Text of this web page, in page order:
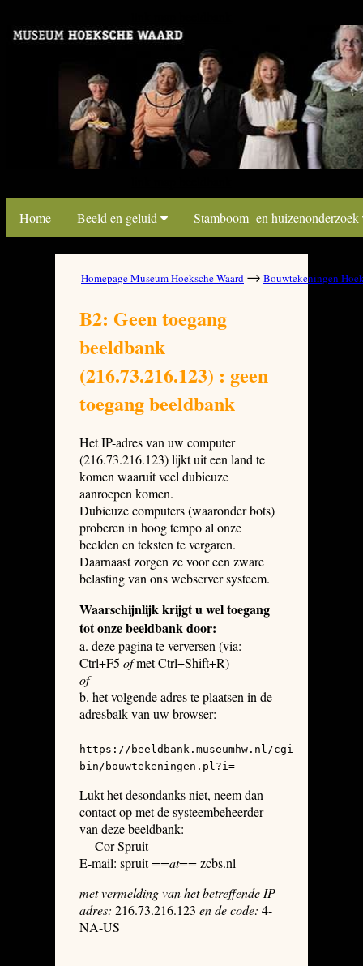
Home Beeld en geluid Stamboom- en huizenonderzoek
Homepage Museum Hoeksche Waard → Bouwtekeningen
B2: Geen toegang
beeldbank
(216.73.216.123) : geen
toegang beeldbank
Het IP-adres van uw computer
(216.73.216.123) lijkt uit een land te
komen waaruit veel dubieuze
aanroepen komen.
Dubieuze computers (waaronder bots)
proberen in hoog tempo al onze
beelden en teksten te vergaren.
Daarnaast zorgen ze voor een zware
belasting van ons webserver systeem.
Waarschijnlijk krijgt u wel toegang
tot onze beeldbank door:
a. deze pagina te verversen (via:
Ctrl+F5 ofmet Ctrl+Shift+R)
of
b. het volgende adres te plaatsen in de
adresbalk van uw browser:
https://beeldbank.museumhw.nl/cgi-
bin/bouwtekeningen.pl?i=
Lukt het desondanks niet, neem dan
contact op met de systeembeheerder
van deze beeldbank:
Cor Spruit
E-mail: spruit==at==zcbs.nl
met vermelding van het betreffende IP-
adres: 216.73.216.123 en de code: 4-
NA-US